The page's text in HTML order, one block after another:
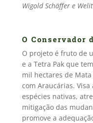
Wigold Schäffer e
O Conservador
O projeto é fruto de
e a Tetra Pak que
mil hectares de
com Araucárias.
espécies nativas,
mitigação das
promove a